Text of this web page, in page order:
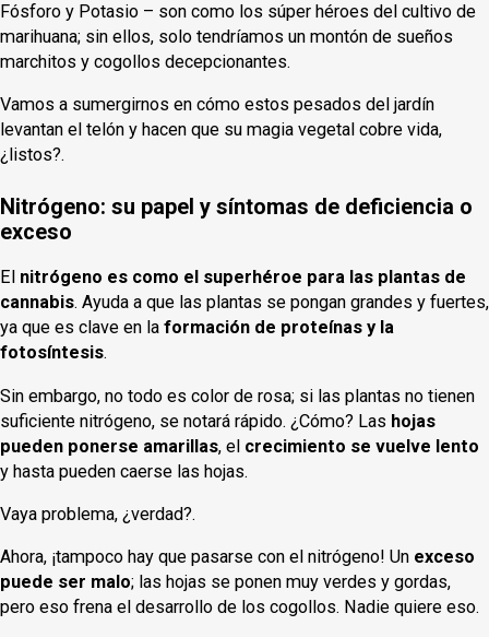
Fósforo y Potasio – son como los súper héroes del cultivo de
marihuana; sin ellos, solo tendríamos un montón de sueños
marchitos y cogollos decepcionantes.
Vamos a sumergirnos en cómo estos pesados del jardín
levantan el telón y hacen que su magia vegetal cobre vida,
¿listos?.
Nitrógeno: su papel y síntomas de deficiencia o
exceso
El nitrógeno es como el superhéroe para las plantas de
cannabis. Ayuda a que las plantas se pongan grandes y fuertes,
ya que es clave en la formación de proteínas y la
fotosíntesis.
Sin embargo, no todo es color de rosa; si las plantas no tienen
suficiente nitrógeno, se notará rápido. ¿Cómo? Las hojas
pueden ponerse amarillas, el crecimiento se vuelve lento
y hasta pueden caerse las hojas.
Vaya problema, ¿verdad?.
Ahora, ¡tampoco hay que pasarse con el nitrógeno! Un exceso
puede ser malo; las hojas se ponen muy verdes y gordas,
pero eso frena el desarrollo de los cogollos. Nadie quiere eso.